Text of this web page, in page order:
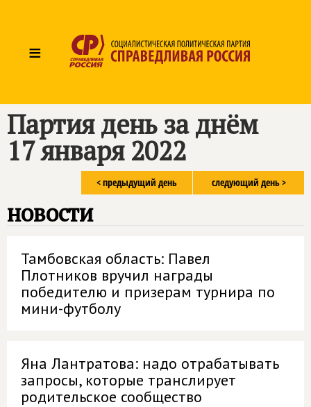
≡
Партия день за днём
17 января 2022
следующий день >
< предыдущий день
новости
Тамбовская область: Павел
Плотников вручил награды
победителю и призерам турнира по
мини-футболу
Яна Лантратова: надо отрабатывать
запросы, которые транслирует
родительское сообщество